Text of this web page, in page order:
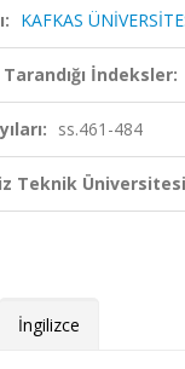
KAFKAS
İndeksler:
ss.461-484
Teknik
İngilizce